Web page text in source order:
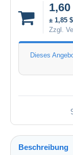
1,60
± 1,85 $
Zzgl.
Dieses
Beschreibung